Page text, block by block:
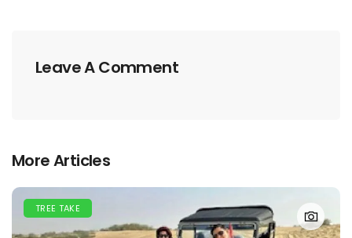
Leave A Comment
More Articles
TREE TAKE